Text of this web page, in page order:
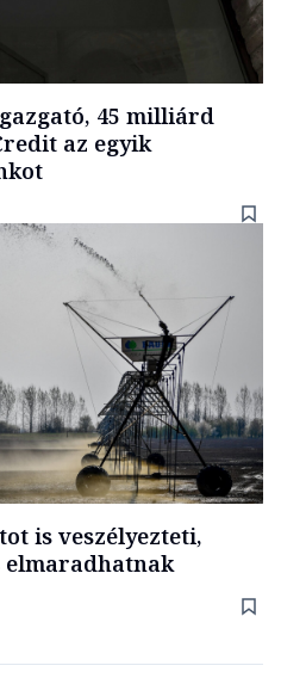
45 milliárd
az egyik
is veszélyezteti,
elmaradhatnak